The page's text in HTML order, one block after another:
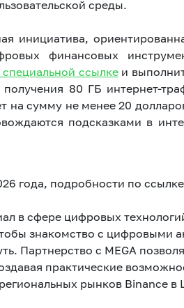
среды.
инициатива,
финансовых
специальной ссылкеи
80 ГБ интернет-
на сумму не менее 20
подсказками в
года, подробности по
в сфере цифровых
знакомство с
Партнерство с MEGA
практические
рынков Binance